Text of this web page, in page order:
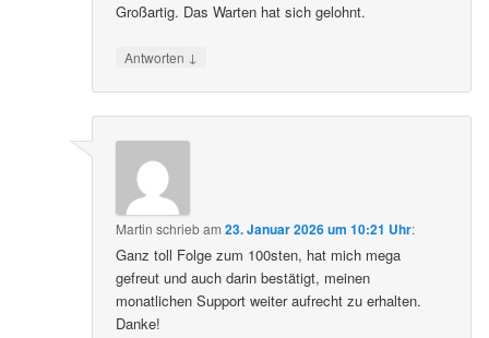
Großartig. Das Warten hat sich gelohnt.
Antworten ↓
Martin schriebam23. Januar 2026 um 10:21 Uhr:
Ganz toll Folge zum 100sten, hat mich mega
gefreut und auch darin bestätigt, meinen
monatlichen Support weiter aufrecht zu erhalten.
Danke!